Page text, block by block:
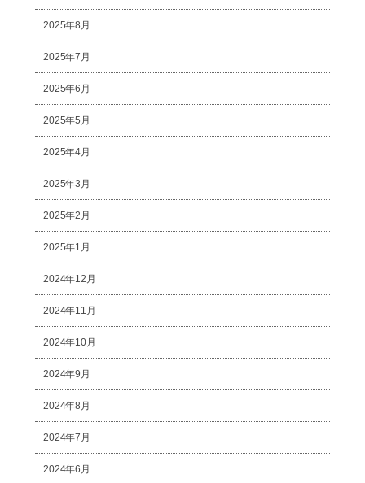
2025年8月
2025年7月
2025年6月
2025年5月
2025年4月
2025年3月
2025年2月
2025年1月
2024年12月
2024年11月
2024年10月
2024年9月
2024年8月
2024年7月
2024年6月